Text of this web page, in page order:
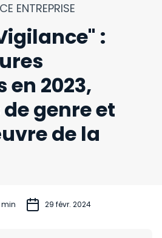
ENTREPRISE
:
2023,
genre et
de la
min 29 févr. 2024